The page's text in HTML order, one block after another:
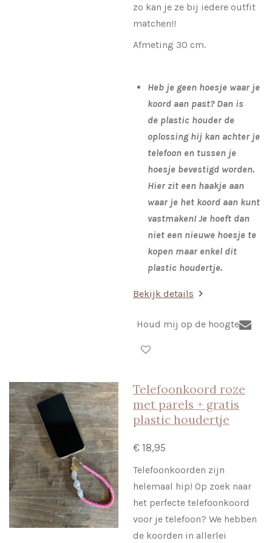
zo kan je ze bij iedere outfit
matchen!!
Afmeting 30 cm.
Heb je geen hoesje waar je
koord aan past? Dan is
de plastic houder de
oplossing hij kan achter je
telefoon en tussen je
hoesje bevestigd worden.
Hier zit een haakje aan
waar je het koord aan kunt
vastmaken! Je hoeft dan
niet een nieuwe hoesje te
kopen maar enkel dit
plastic houdertje.
Bekijk details
Houd mij op de hoogte
Telefoonkoord roze
met parels + gratis
plastic houdertje
€ 18,95
Telefoonkoorden zijn
helemaal hip! Op zoek naar
het perfecte telefoonkoord
voor je telefoon? We hebben
de koorden in allerlei